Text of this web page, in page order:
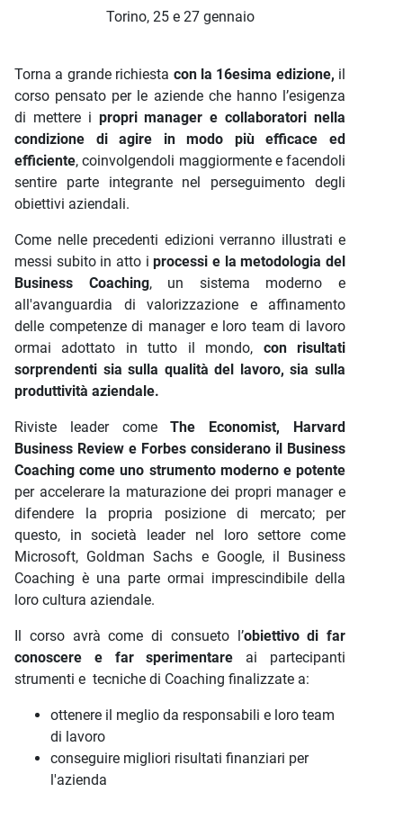
Torino, 25 e 27 gennaio
Torna a grande richiesta con la 16esima edizione, il
corso pensato per le aziende che hanno l’esigenza
di mettere i propri manager e collaboratori nella
condizione di agire in modo più efficace ed
efficiente, coinvolgendoli maggiormente e facendoli
sentire parte integrante nel perseguimento degli
obiettivi aziendali.
Come nelle precedenti edizioni verranno illustrati e
messi subito in atto i processi e la metodologia del
Business Coaching, un sistema moderno e
all'avanguardia di valorizzazione e affinamento
delle competenze di manager e loro team di lavoro
ormai adottato in tutto il mondo, con risultati
sorprendenti sia sulla qualità del lavoro, sia sulla
produttività aziendale.
Riviste leader comeThe Economist, Harvard
Business Review e Forbes considerano il Business
Coaching come uno strumento moderno e potente
per accelerare la maturazione dei propri manager e
difendere la propria posizione di mercato; per
questo, in società leader nel loro settore come
Microsoft, Goldman Sachs e Google, il Business
Coaching è una parte ormai imprescindibile della
loro cultura aziendale.
Il corso avrà come di consueto l’obiettivo di far
conoscere e far sperimentare ai partecipanti
strumenti e tecniche di Coaching finalizzate a:
ottenere il meglio da responsabili e loro team
di lavoro
conseguire migliori risultati finanziari per
l'azienda